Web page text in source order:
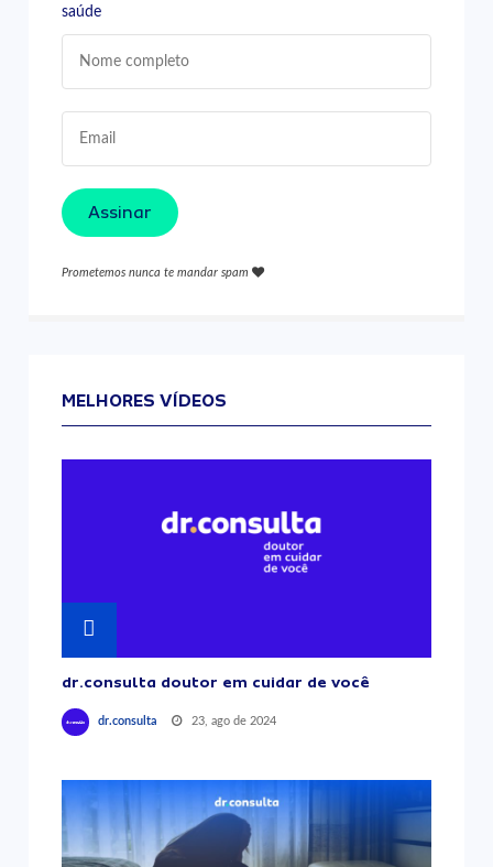
saúde
Assinar
Prometemos nunca te mandar spam
MELHORES VÍDEOS
dr.consulta doutor em cuidar de você
dr.consulta 23, ago de 2024